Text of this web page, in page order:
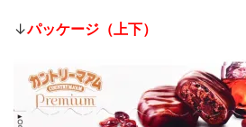
↓パッケージ（上下）